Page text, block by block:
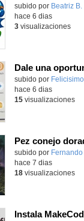
Contenido educativo.
subido por Beatriz B.
hace 6 dias
3visualizaciones
Contenido educativo.
subido por Felicisimo
hace 6 dias
15visualizaciones
Contenido educativo.
subido por Fernando
hace 7 dias
18visualizaciones